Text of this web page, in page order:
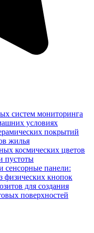
систем мониторинга
условиях
покрытий
жилья
космических цветов
пустоты
сенсорные панели:
физических кнопок
для создания
поверхностей